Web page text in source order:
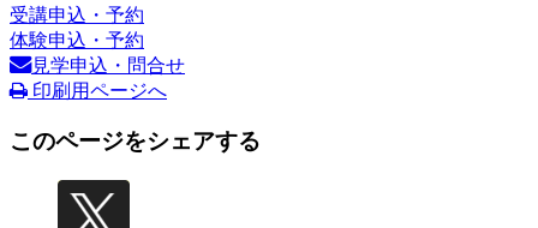
受講申込・予約
体験申込・予約
見学申込・問合せ
印刷用ページへ
このページをシェアする